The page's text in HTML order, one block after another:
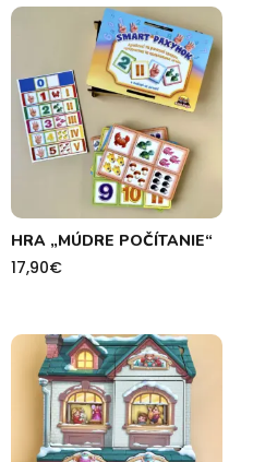
HRA „MÚDRE POČÍTANIE“
17,90€